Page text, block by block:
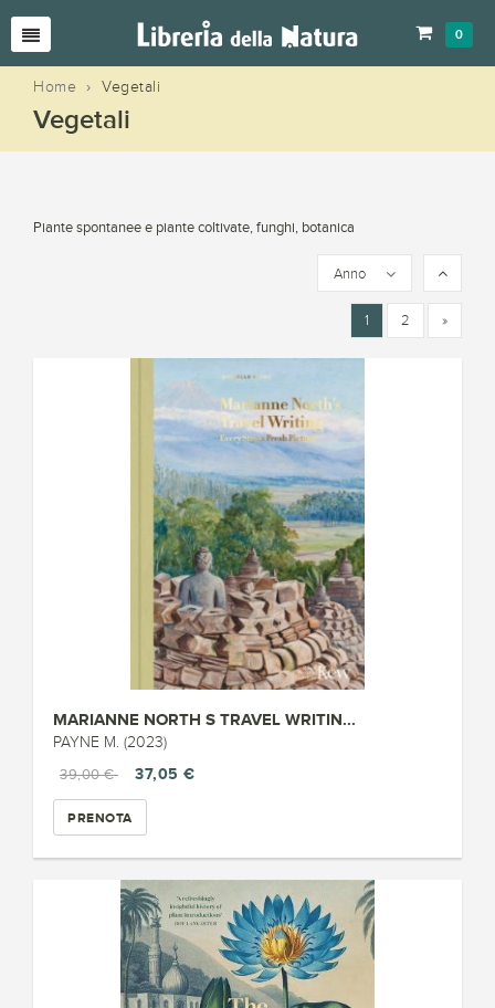
0
Home › Vegetali
Vegetali
Piante spontanee e piante coltivate, funghi, botanica
Anno
1 2 »
MARIANNE NORTH S TRAVEL WRITIN...
PAYNE M. (2023)
39,00 €
37,05 €
PRENOTA